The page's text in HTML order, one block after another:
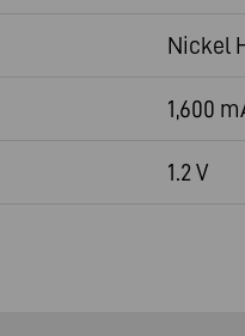
Nickel
1,600
1.2 V